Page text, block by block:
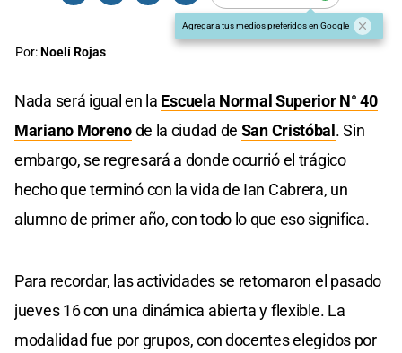
Agregar a tus medios preferidos en Google
Por:Noelí Rojas
Nada será igual en la Escuela Normal Superior N° 40
Mariano Morenode la ciudad de San Cristóbal. Sin
embargo, se regresará a donde ocurrió el trágico
hecho que terminó con la vida de Ian Cabrera, un
alumno de primer año, con todo lo que eso significa.
Para recordar, las actividades se retomaron el pasado
jueves 16 con una dinámica abierta y flexible. La
modalidad fue por grupos, con docentes elegidos por